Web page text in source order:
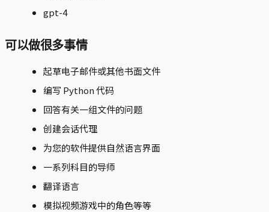
gpt-4
可以做很多事情
起草电子邮件或其他书面文件
编写 Python 代码
回答有关一组文件的问题
创建会话代理
为您的软件提供自然语言界面
一系列科目的导师
翻译语言
模拟视频游戏中的角色等等